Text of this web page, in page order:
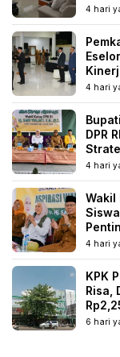
4 hari
4 hari
DPR
4 hari
Wakil
4 hari
KPK
Risa,
6 hari